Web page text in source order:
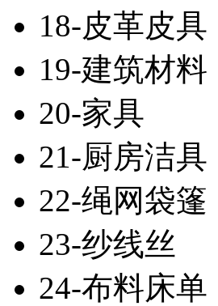
18-皮革皮具
19-建筑材料
20-家具
21-厨房洁具
22-绳网袋篷
23-纱线丝
24-布料床单